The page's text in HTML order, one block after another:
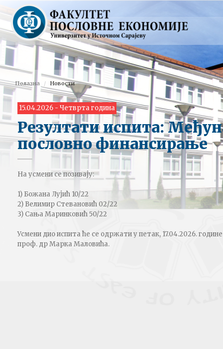
Полазна Новости
15.04.2026 - Четврта година
Резултати испита:
пословно финансирање
На усмени се позивају:
1) Божана Лујић 10/22
2) Велимир Стевановић 02/22
3) Сања Маринковић 50/22
Усмени дио испита ће се одржати у петак, 17.04.2026.
проф. др Марка Маловића.